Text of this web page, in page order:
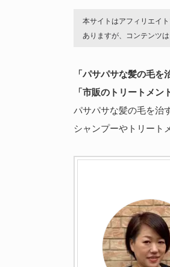
本サイトはアフィリエイ
ありますが、コンテンツ
「パサパサな髪の毛を
「市販のトリートメン
パサパサな髪の毛を治
シャンプーやトリート